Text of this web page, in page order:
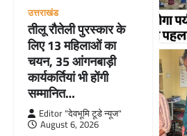
उत्तराखंड
तीलू रौतेली पुरस्कार के
लिए 13 महिलाओं का
चयन, 35 आंगनबाड़ी
कार्यकर्तियां भी होंगी
सम्मानित…
Editor "देवभूमि टूडे न्यूज"
August 6, 2026